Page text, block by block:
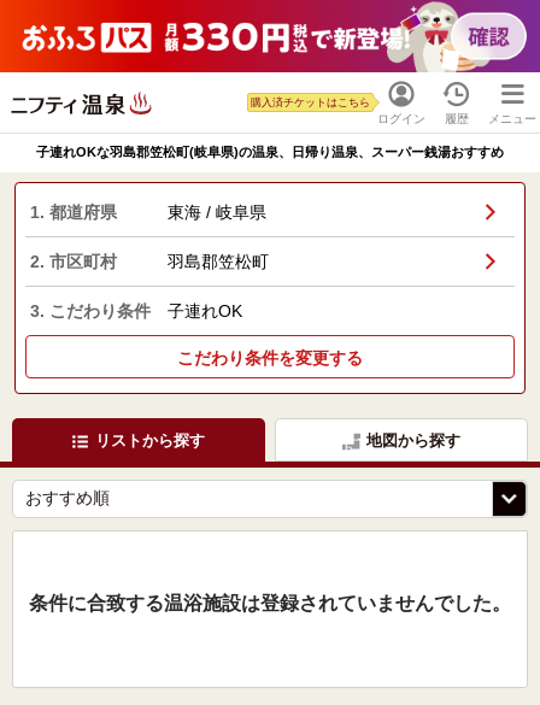
ログイン
購入済チケットはこちら
履歴 メニュー
子連れOKな羽島郡笠松町(岐阜県)の温泉、日帰り温泉、スーパー銭湯おすすめ
1. 都道府県 東海 / 岐阜県
2. 市区町村 羽島郡笠松町
3. こだわり条件 子連れOK
こだわり条件を変更する
リストから探す 地図から探す
条件に合致する温浴施設は登録されていませんでした。